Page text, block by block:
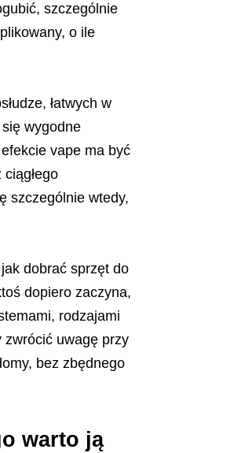
szczególnie
o ile
łatwych w
wygodne
vape ma być
szczególnie wtedy,
dobrać sprzęt do
dopiero zaczyna,
rodzajami
zwrócić uwagę przy
bez zbędnego
warto ją